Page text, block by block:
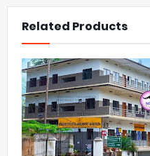
Related Products